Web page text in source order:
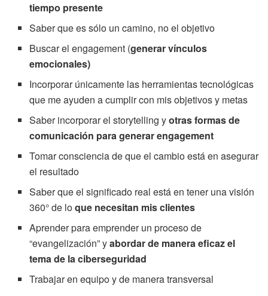
tiempo presente
Saber que es sólo un camino, no el objetivo
Buscar el engagement (generar vínculos
emocionales)
Incorporar únicamente las herramientas tecnológicas
que me ayuden a cumplir con mis objetivos y metas
Saber incorporar el storytelling yotras formas de
comunicación para generar engagement
Tomar consciencia de que el cambio está en asegurar
el resultado
Saber que el significado real está en tener una visión
360° de loque necesitan mis clientes
Aprender para emprender un proceso de
“evangelización” yabordar de manera eficaz el
tema de la ciberseguridad
Trabajar en equipo y de manera transversal